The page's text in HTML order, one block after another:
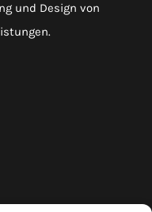
und Design von